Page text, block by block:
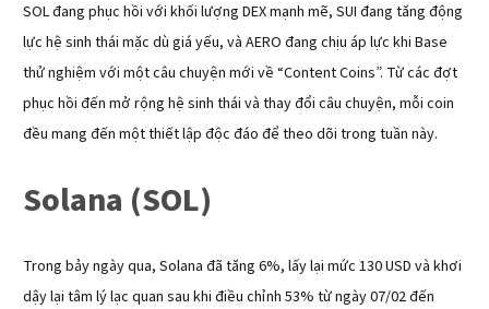
SOL đang phục hồi với khối lượng DEX mạnh mẽ, SUI đang tăng động
lực hệ sinh thái mặc dù giá yếu, và AERO đang chịu áp lực khi Base
thử nghiệm với một câu chuyện mới về “Content Coins”. Từ các đợt
phục hồi đến mở rộng hệ sinh thái và thay đổi câu chuyện, mỗi coin
đều mang đến một thiết lập độc đáo để theo dõi trong tuần này.
Solana (SOL)
Trong bảy ngày qua, Solana đã tăng 6%, lấy lại mức 130 USD và khơi
dậy lại tâm lý lạc quan sau khi điều chỉnh 53% từ ngày 07/02 đến